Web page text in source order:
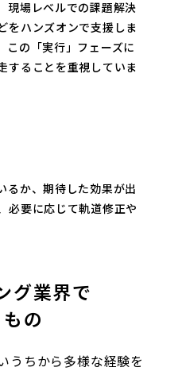
現場レベルでの課題解決
をハンズオンで支援しま
この「実行」フェーズに
することを重視していま
るか、期待した効果が出
必要に応じて軌道修正や
グ業界で
の
うちから多様な経験を